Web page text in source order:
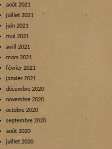
août 2021
juillet 2021
juin 2021
mai 2021
avril 2021
mars 2021
février 2021
janvier 2021
décembre 2020
novembre 2020
octobre 2020
septembre 2020
août 2020
juillet 2020